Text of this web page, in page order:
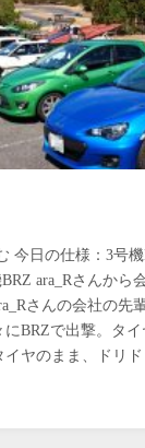
今日の仕様：3号
ara_Rさんから
さんの会社の先
BRZで出撃。タ
イヤのまま、ドリ